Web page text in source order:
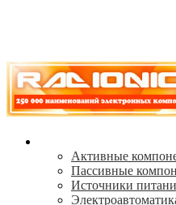
Активные
Пассивные
Источники